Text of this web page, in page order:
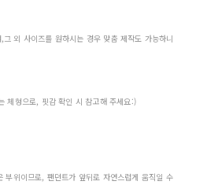
외 사이즈를 원하시는 경우 맞춤 제작도 가능하니
체형으로, 핏감 확인 시 참고해 주세요:)
부위이므로, 팬던트가 앞뒤로 자연스럽게 움직일 수